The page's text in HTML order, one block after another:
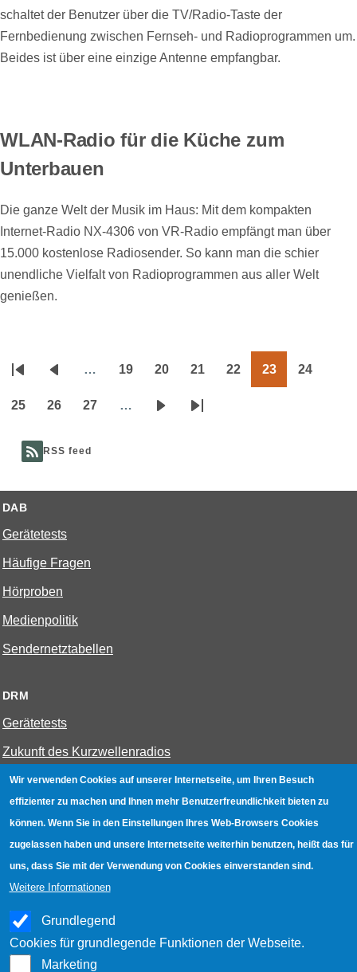
schaltet der Benutzer über die TV/Radio-Taste der
Fernbedienung zwischen Fernseh- und Radioprogrammen um.
Beides ist über eine einzige Antenne empfangbar.
WLAN-Radio für die Küche zum
Unterbauen
Die ganze Welt der Musik im Haus: Mit dem kompakten
Internet-Radio NX-4306 von VR-Radio empfängt man über
15.000 kostenlose Radiosender. So kann man die schier
unendliche Vielfalt von Radioprogrammen aus aller Welt
genießen.
Seitennummerierung
Erste
Seite
Vorherige
Seite
… 19 20 21 22 23 24
25 26 27 …
NächsteLetzte
RSS feed
DAB
Gerätetests
Häufige Fragen
Hörproben
Medienpolitik
Sendernetztabellen
DRM
Gerätetests
Zukunft des Kurzwellenradios
W-LAN
Bestenliste
Gerätetests
Hotspot absichern
WLAN-Testbuch
Wir verwenden Cookies auf unserer Internetseite, um Ihren Besuch
effizienter zu machen und Ihnen mehr Benutzerfreundlichkeit bieten zu
können. Wenn Sie in den Einstellungen Ihres Web-Browsers Cookies
zugelassen haben und unsere Internetseite weiterhin benutzen, heißt das für
uns, dass Sie mit der Verwendung von Cookies einverstanden sind.
Weitere Informationen
Grundlegend
Cookies für grundlegende Funktionen der Webseite.
Marketing